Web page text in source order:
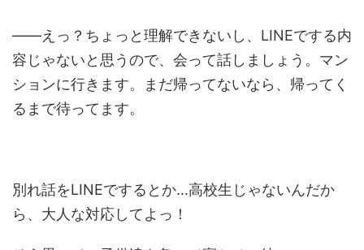
――えっ？ちょっと理解できないし、LINEでする内
容じゃないと思うので、会って話しましょう。マン
ションに行きます。まだ帰ってないなら、帰ってく
るまで待ってます。
別れ話をLINEでするとか…高校生じゃないんだか
ら、大人な対応してよっ！